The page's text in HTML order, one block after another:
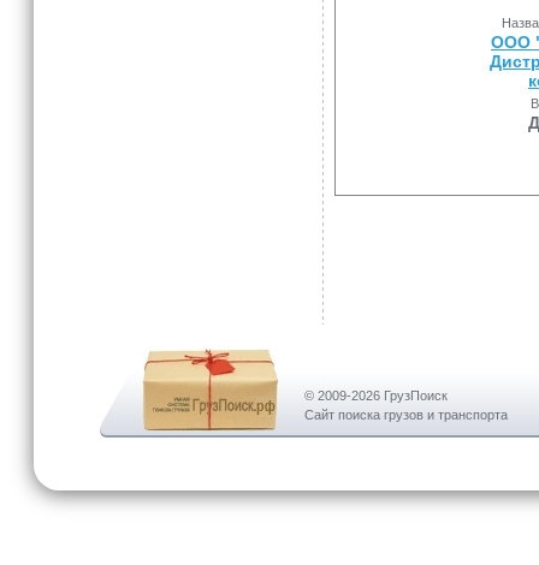
ООО
© 2009-2026 ГрузПоиск
Сайт поиска грузов и транспорта